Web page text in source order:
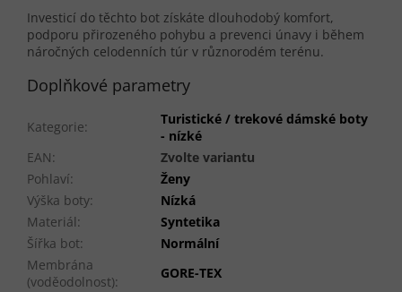
Investicí do těchto bot získáte dlouhodobý komfort,
podporu přirozeného pohybu a prevenci únavy i během
náročných celodenních túr v různorodém terénu.
Doplňkové parametry
Kategorie:
Turistické / trekové dámské boty
- nízké
EAN:
Zvolte variantu
Pohlaví:
Ženy
Výška boty:
Nízká
Materiál:
Syntetika
Šířka bot:
Normální
Membrána
(voděodolnost):
GORE-TEX